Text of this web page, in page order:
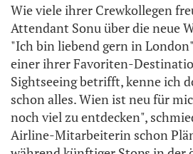
Wie viele ihrer Crewkollegen
Attendant Sonu über die neue
"Ich bin liebend gern in
einer ihrer Favoriten-
Sightseeing betrifft, kenne ich
schon alles. Wien ist neu für
noch viel zu entdecken",
Airline-Mitarbeiterin schon